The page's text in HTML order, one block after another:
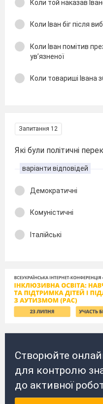
Коли той наказав
Коли Іван біг після
Коли Іван помітив
ув’язненої
Коли товариші Івана
Запитання 12
Які були політичні
варіанти відповідей
Демократичні
Комуністичні
Італійські
Створюйте
для контролю
до активної